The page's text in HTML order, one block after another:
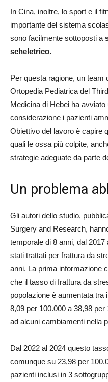
In Cina, inoltre, lo sport e il
importante del sistema
sono facilmente sottoposti a
scheletrico.
Per questa ragione, un team
Ortopedia Pediatrica del
Medicina di Hebei ha
considerazione i pazienti
Obiettivo del lavoro è capire
quali le ossa più colpite,
strategie adeguate da parte
Un problema
Gli autori dello studio,
Surgery and Research,
temporale di 8 anni, dal
stati trattati per frattura da
anni. La prima informazione
che il tasso di frattura da
popolazione è aumentata tra
8,09 per 100.000 a 38,98
ad alcuni cambiamenti nella
Dal 2022 al 2024 questo
comunque su 23,98 per
pazienti inclusi in 3